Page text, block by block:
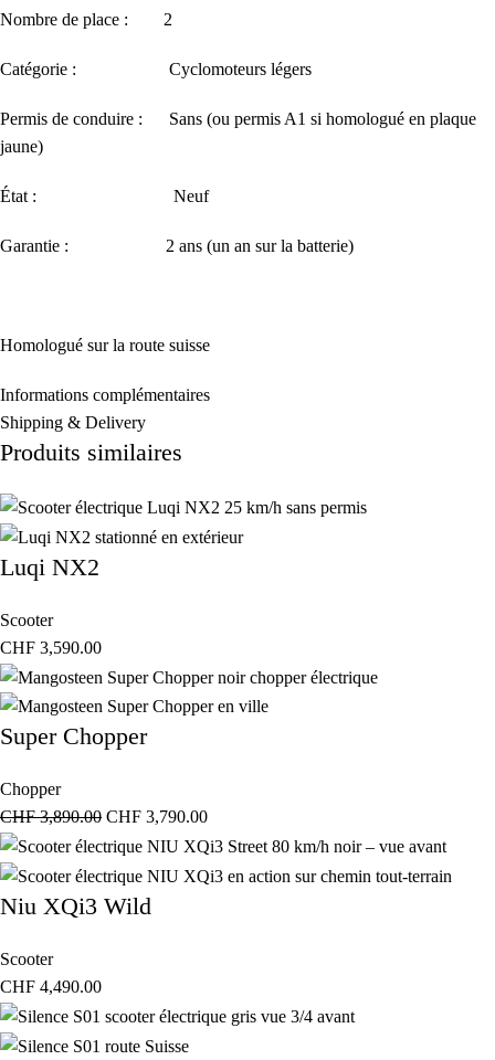
Nombre de place : 2
Catégorie : Cyclomoteurs légers
Permis de conduire : Sans (ou permis A1 si homologué en plaque
jaune)
État : Neuf
Garantie : 2 ans (un an sur la batterie)
Homologué sur la route suisse
Informations complémentaires
Shipping & Delivery
Produits similaires
Luqi NX2
Scooter
CHF 3,590.00
Super Chopper
Chopper
CHF3,890.00 CHF 3,790.00
Niu XQi3 Wild
Scooter
CHF 4,490.00